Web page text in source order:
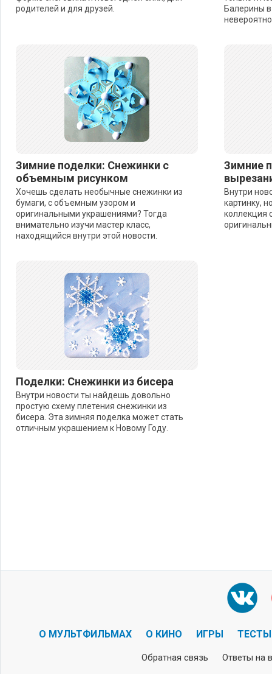
родителей и для друзей.
Балерины
Зимние поделки: Снежинки с
объемным рисунком
Хочешь сделать необычные снежинки из
бумаги, с объемным узором и
оригинальными украшениями? Тогда
внимательно изучи мастер класс,
находящийся внутри этой новости.
Зимние
Внутри
картинку,
коллекция
Поделки: Снежинки из бисера
Внутри новости ты найдешь довольно
простую схему плетения снежинки из
бисера. Эта зимняя поделка может стать
отличным украшением к Новому Году.
О МУЛЬТФИЛЬМАХ О КИНО ИГРЫ ТЕСТЫ
Обратная связь Ответы на